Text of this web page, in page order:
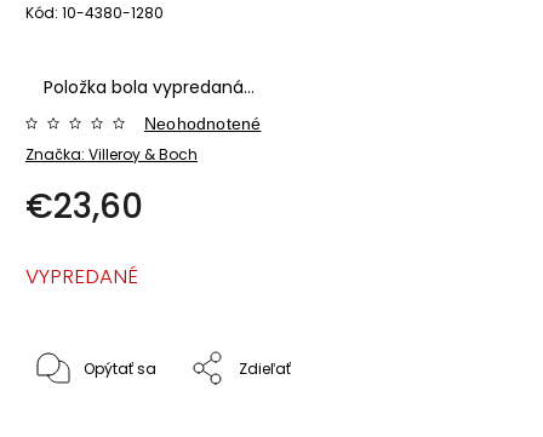
Kód: 10-4380-1280
Položka bola vypredaná…
Značka: Villeroy & Boch
Neohodnotené
€23,60
VYPREDANÉ
Opýtať sa Zdieľať